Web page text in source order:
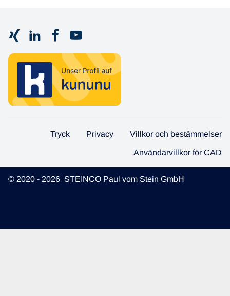
Tryck Privacy Villkor och bestämmelser
Användarvillkor för CAD
© 2020 - 2026 STEINCO Paul vom Stein GmbH